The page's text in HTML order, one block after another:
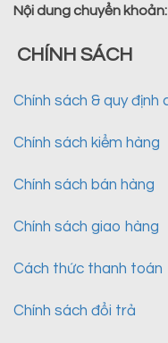
Nội dung chuyển khoản:
CHÍNH SÁCH
Chính sách & quy định
Chính sách kiểm hàng
Chính sách bán hàng
Chính sách giao hàng
Cách thức thanh toán
Chính sách đổi trả